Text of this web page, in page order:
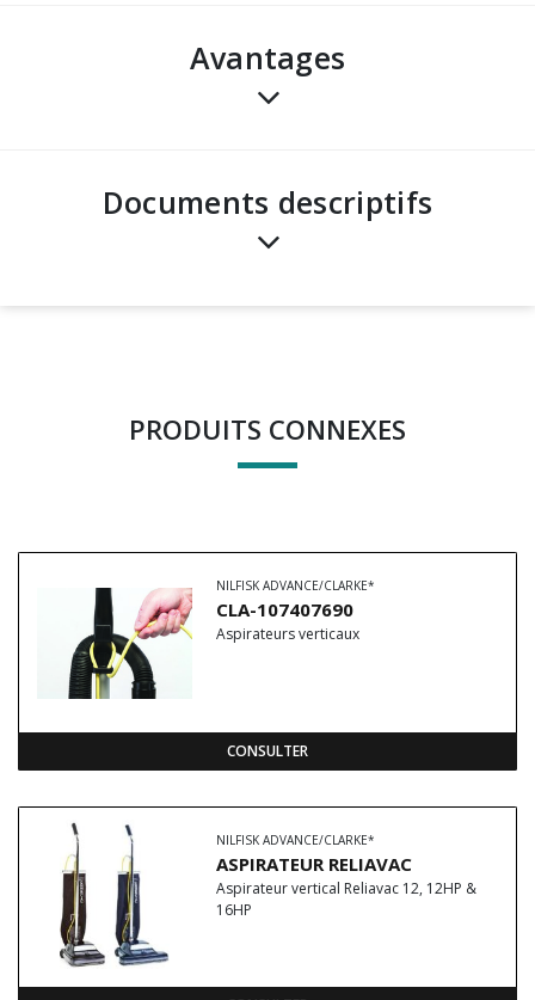
avantages
Documents descriptifs
PRODUITS CONNEXES
NILFISK ADVANCE/CLARKE*
CLA-107407690
Aspirateurs verticaux
CONSULTER
NILFISK ADVANCE/CLARKE*
ASPIRATEUR RELIAVAC
Aspirateur vertical Reliavac 12, 12HP &
16HP